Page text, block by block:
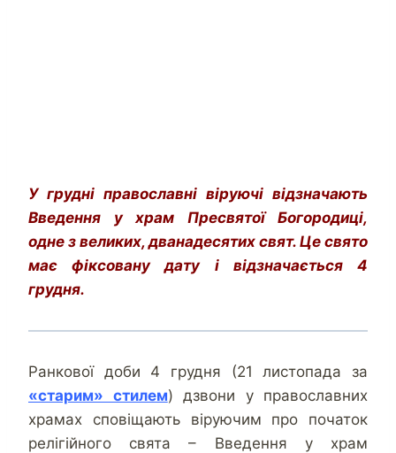
У грудні православні віруючі відзначають
Введення у храм Пресвятої Богородиці,
одне з великих, дванадесятих свят. Це свято
має фіксовану дату і відзначається 4
грудня.
Ранкової доби 4 грудня (21 листопада за
«старим» стилем) дзвони у православних
храмах сповіщають віруючим про початок
релігійного свята – Введення у храм